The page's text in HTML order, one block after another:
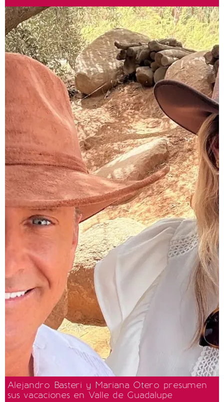
Alejandro Basteri y Mariana Otero presumen
sus vacaciones en Valle de Guadalupe